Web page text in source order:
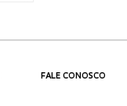
FALE CONOSCO